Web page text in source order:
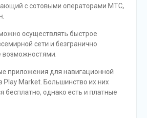
с сотовыми операторами МТС,
осуществлять быстрое
сети и безгранично
возможностями.
приложения для навигационной
Market. Большинство их них
бесплатно, однако есть и платные